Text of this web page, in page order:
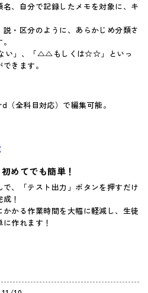
、自分で記録したメモを対象に、キ
・区分のように、あらかじめ分類さ
い」、「△△もしくは☆☆」といっ
きます。
全科目対応）で編集可能。
めてでも簡単！
、「テスト出力」ボタンを押すだけ
！
かる作業時間を大幅に軽減し、生徒
作れます！